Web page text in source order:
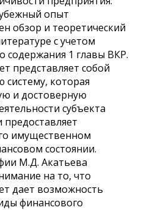
опыт
обзор и теоретический
с учетом
содержания 1 главы ВКР.
представляет собой
которая
и достоверную
субъекта
предоставляет
имущественном
состоянии.
М.Д. Акатьева
на то, что
дает возможность
финансового